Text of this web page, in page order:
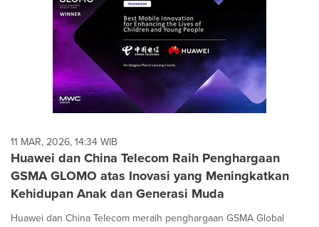
11 MAR, 2026, 14:34 WIB
Huawei dan China Telecom Raih Penghargaan
GSMA GLOMO atas Inovasi yang Meningkatkan
Kehidupan Anak dan Generasi Muda
Huawei dan China Telecom meraih penghargaan GSMA Global